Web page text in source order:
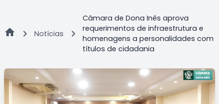
home chevron_right Notícias chevron_right
Câmara de Dona Inês aprova
requerimentos de infraestrutura e
homenagens a personalidades com
títulos de cidadania